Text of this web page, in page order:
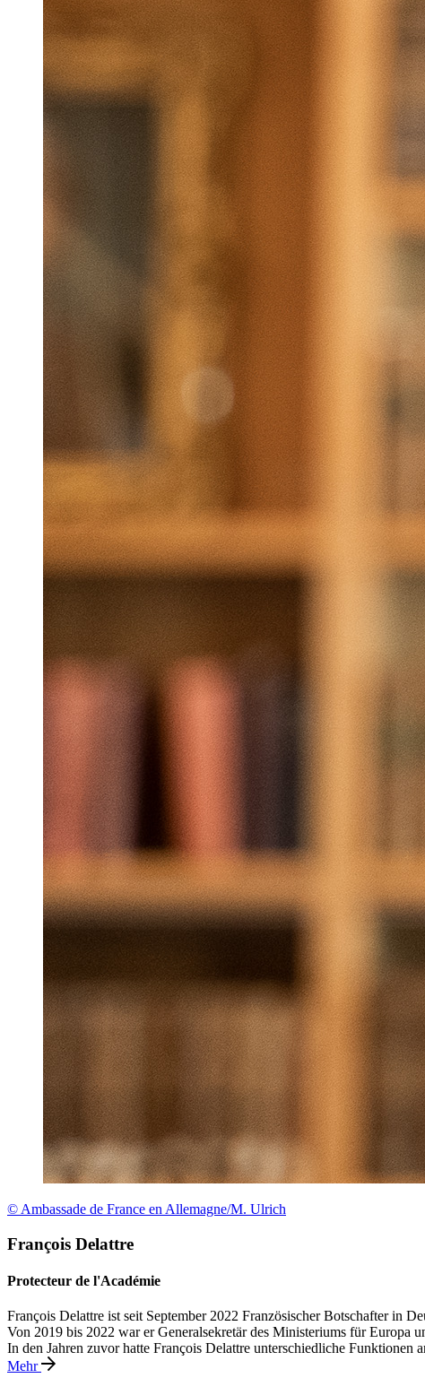
© Ambassade de France en Allemagne/M. Ulrich
François Delattre
Protecteur de l'Académie
François Delattre ist seit September 2022 Französischer Botschafter in
Von 2019 bis 2022 war er Generalsekretär des Ministeriums für Europa
In den Jahren zuvor hatte François Delattre unterschiedliche
Mehr